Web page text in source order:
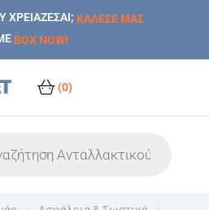
ΧΡΕΙΑΖΕΣΑΙ; ΚΑΛΕΣΕ ΜΑΣ
BOX NOW!
(0)